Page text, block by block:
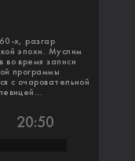
х, разгар
эпохи. Муслим
во время записи
программы
с очаровательной
20:50